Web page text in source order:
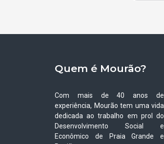
Quem é Mourão?
Com mais de 40 anos de
experiência, Mourão tem uma vida
dedicada ao trabalho em prol do
Desenvolvimento Social e
Econômico de Praia Grande e